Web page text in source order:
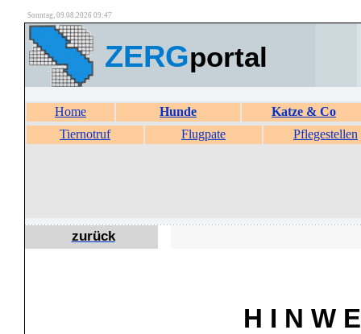
Sonntag, 09.08.2026 09:47
ZERGportal
Home Hunde
Katze & Co
Tiernotruf
Flugpate Pflegestellen
zurück
H I N W